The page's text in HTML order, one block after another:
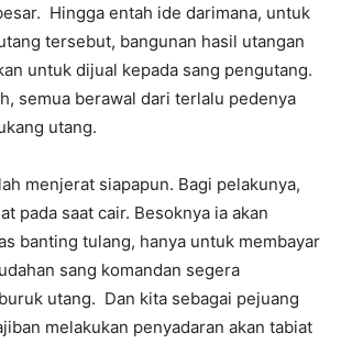
Hingga entah ide darimana, untuk
tersebut, bangunan hasil utangan
untuk dijual kepada sang pengutang.
semua berawal dari terlalu pedenya
utang.
menjerat siapapun. Bagi pelakunya,
pada saat cair. Besoknya ia akan
banting tulang, hanya untuk membayar
sang komandan segera
utang. Dan kita sebagai pejuang
melakukan penyadaran akan tabiat